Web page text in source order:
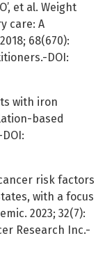
et al. Weight
care: A
68(670):
DOI:
with iron
based
risk factors
with a focus
2023; 32(7):
Research Inc.-